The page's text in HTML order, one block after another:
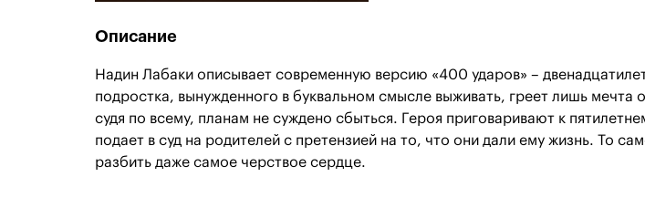
Описание
Надин Лабаки описывает современную версию «400 ударов» –
подростка, вынужденного в буквальном смысле выживать, греет лишь
судя по всему, планам не суждено сбыться. Героя приговаривают к
подает в суд на родителей с претензией на то, что они дали ему жизнь. То
разбить даже самое черствое сердце.